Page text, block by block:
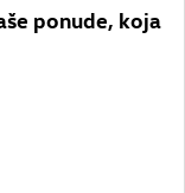
ponude, koja